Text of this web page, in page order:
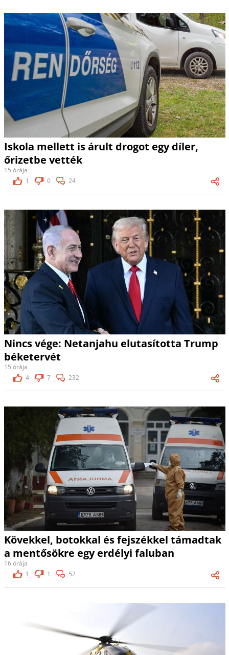
Iskola mellett is árult drogot egy díler,
őrizetbe vették
15 órája
1
0 24
Nincs vége: Netanjahu elutasította Trump
béketervét
15 órája
4
7 232
Kövekkel, botokkal és fejszékkel támadtak
a mentősökre egy erdélyi faluban
16 órája
1
1 52